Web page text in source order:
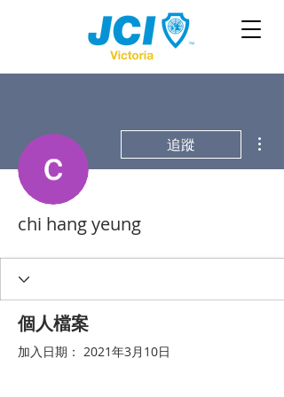
追蹤
chi hang yeung
個人檔案
加入日期： 2021年3月10日